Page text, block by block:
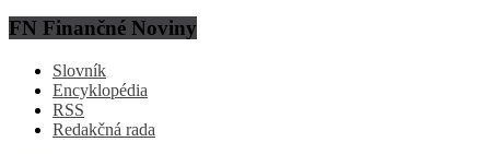
FN Finančné Noviny
Slovník
Encyklopédia
RSS
Redakčná rada